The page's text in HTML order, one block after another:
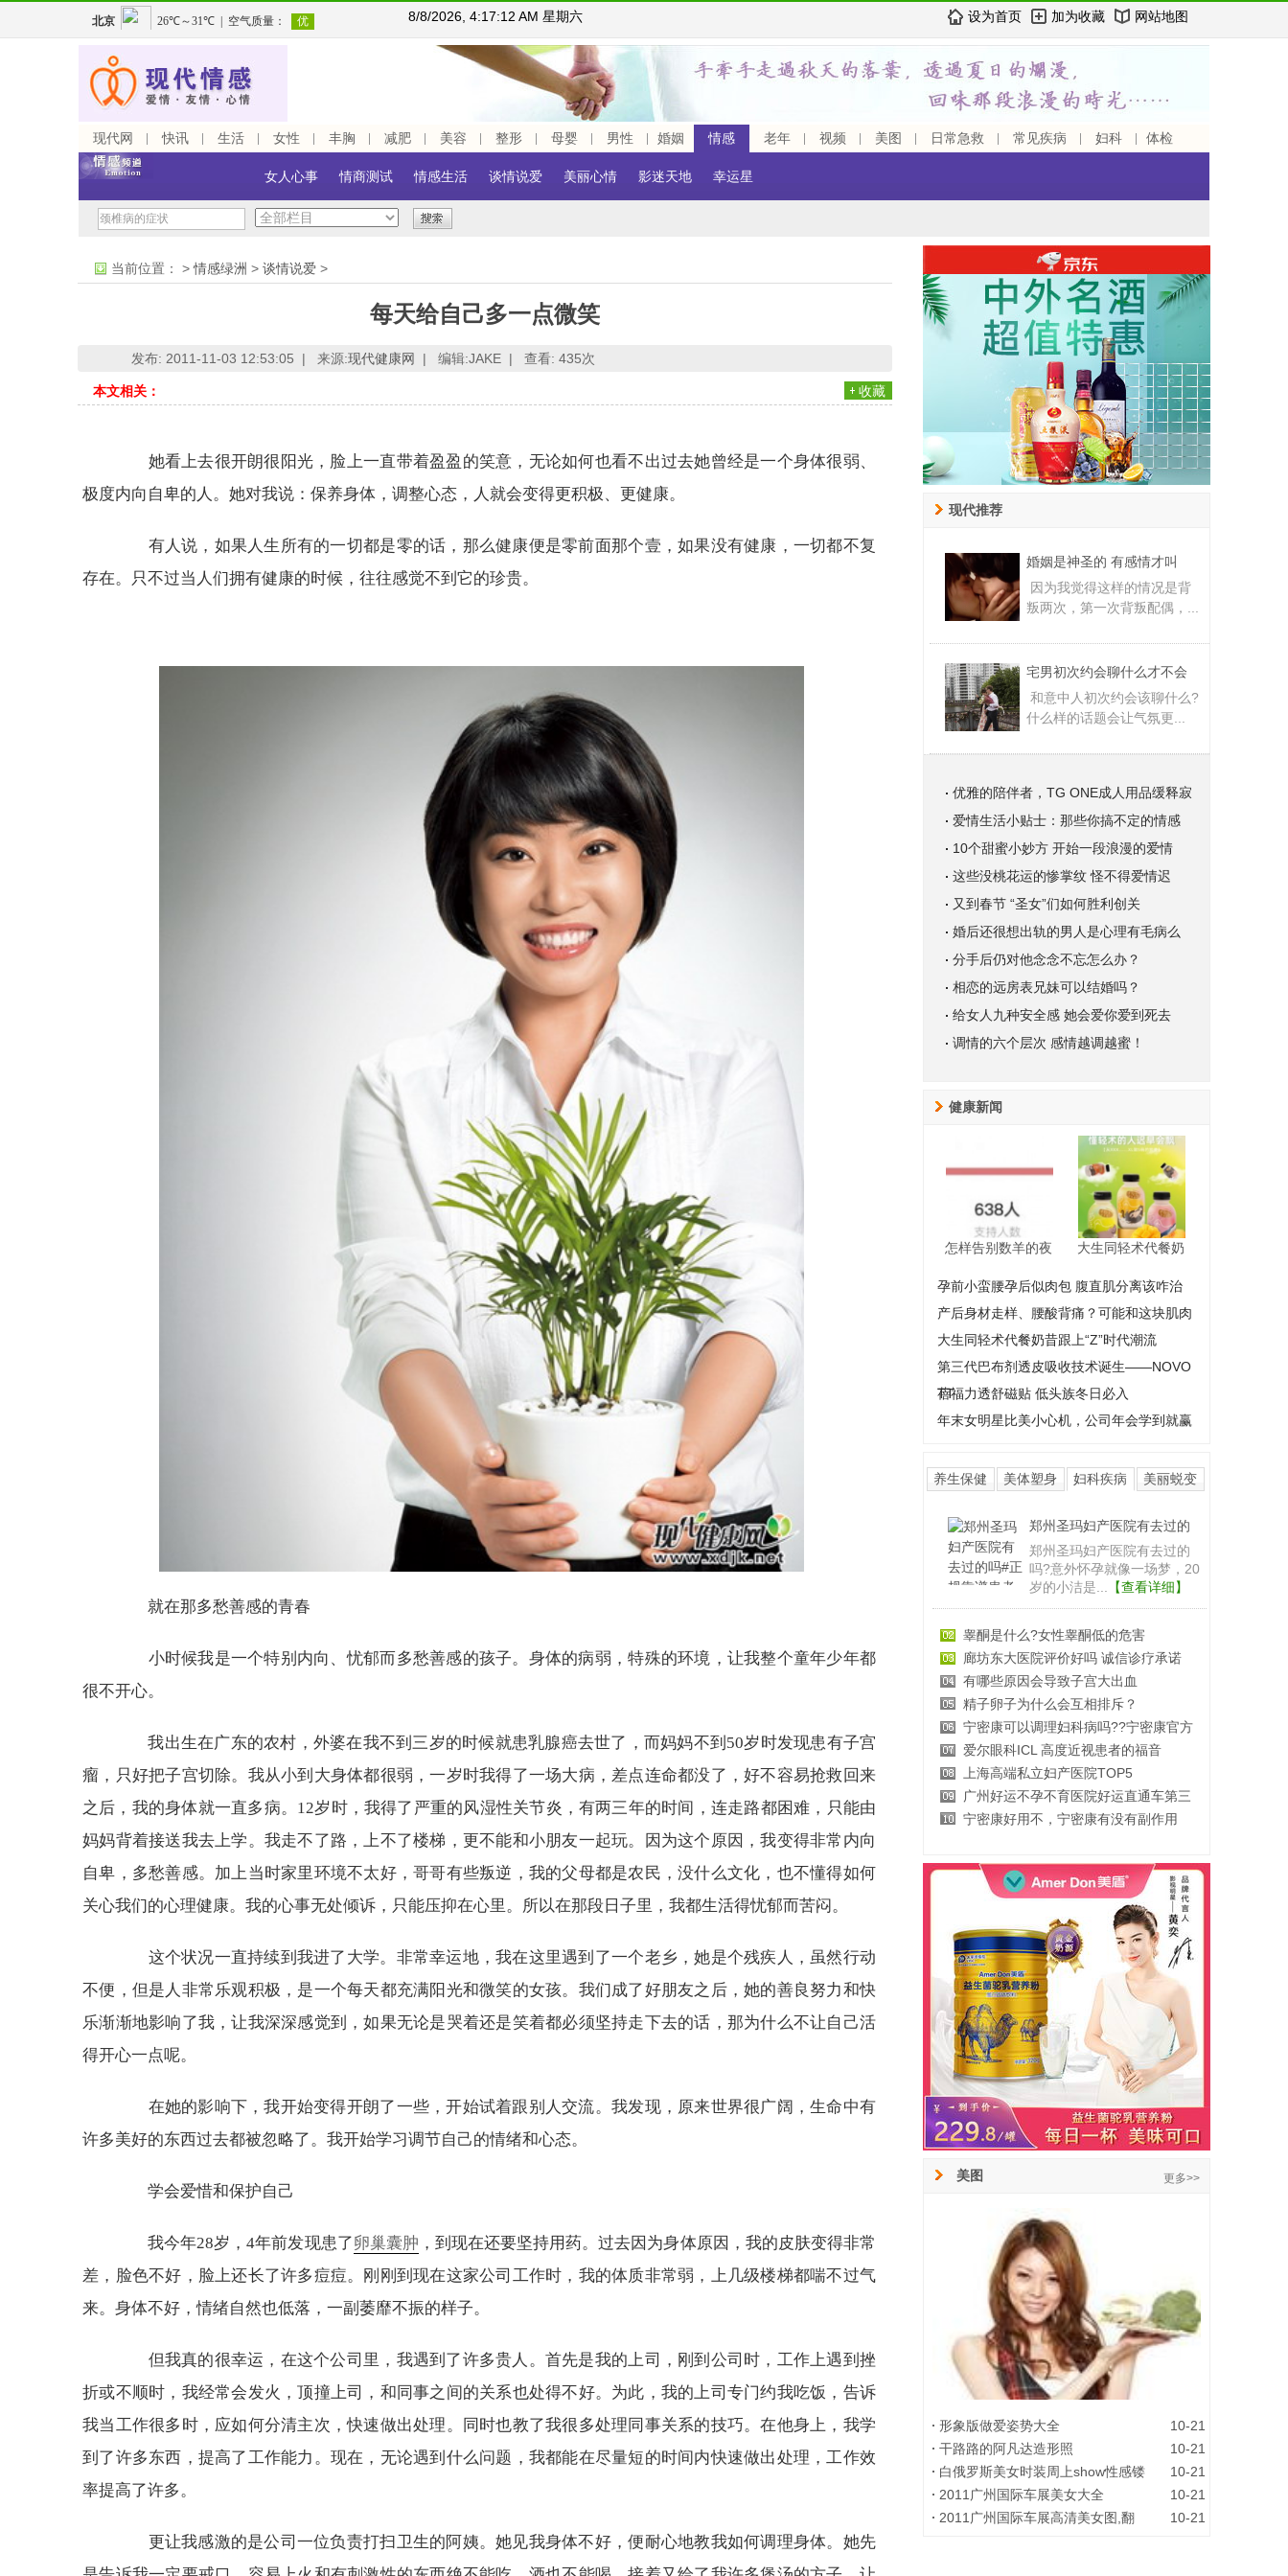
8/8/2026, 4:17:13 AM 星期六 设为首页 加为收藏 网站地图
现代网 快讯 生活 女性 丰胸 减肥 美容 整形 母婴 男性 婚姻 情感 老年 视频 美图 日常急救 常见疾病 妇科 体检
女人心事 情商测试 情感生活 谈情说爱 美丽心情 影迷天地 幸运星
当前位置： >情感绿洲 > 谈情说爱 >
每天给自己多一点微笑
发布: 2011-11-03 12:53:05 | 来源:现代健康网 | 编辑:JAKE | 查看: 435次
本文相关： 收藏
她看上去很开朗很阳光，脸上一直带着盈盈的笑意，无论如何也看不出过去她曾经是一个身体很弱、
极度内向自卑的人。她对我说：保养身体，调整心态，人就会变得更积极、更健康。
有人说，如果人生所有的一切都是零的话，那么健康便是零前面那个壹，如果没有健康，一切都不复
存在。只不过当人们拥有健康的时候，往往感觉不到它的珍贵。
就在那多愁善感的青春
小时候我是一个特别内向、忧郁而多愁善感的孩子。身体的病弱，特殊的环境，让我整个童年少年都
很不开心。
我出生在广东的农村，外婆在我不到三岁的时候就患乳腺癌去世了，而妈妈不到50岁时发现患有子宫
瘤，只好把子宫切除。我从小到大身体都很弱，一岁时我得了一场大病，差点连命都没了，好不容易抢救回来
之后，我的身体就一直多病。12岁时，我得了严重的风湿性关节炎，有两三年的时间，连走路都困难，只能由
妈妈背着接送我去上学。我走不了路，上不了楼梯，更不能和小朋友一起玩。因为这个原因，我变得非常内向
自卑，多愁善感。加上当时家里环境不太好，哥哥有些叛逆，我的父母都是农民，没什么文化，也不懂得如何
关心我们的心理健康。我的心事无处倾诉，只能压抑在心里。所以在那段日子里，我都生活得忧郁而苦闷。
这个状况一直持续到我进了大学。非常幸运地，我在这里遇到了一个老乡，她是个残疾人，虽然行动
不便，但是人非常乐观积极，是一个每天都充满阳光和微笑的女孩。我们成了好朋友之后，她的善良努力和快
乐渐渐地影响了我，让我深深感觉到，如果无论是哭着还是笑着都必须坚持走下去的话，那为什么不让自己活
得开心一点呢。
在她的影响下，我开始变得开朗了一些，开始试着跟别人交流。我发现，原来世界很广阔，生命中有
许多美好的东西过去都被忽略了。我开始学习调节自己的情绪和心态。
学会爱惜和保护自己
我今年28岁，4年前发现患了卵巢囊肿 ，到现在还要坚持用药。过去因为身体原因，我的皮肤变得非常
差，脸色不好，脸上还长了许多痘痘。刚刚到现在这家公司工作时，我的体质非常弱，上几级楼梯都喘不过气
来。身体不好，情绪自然也低落，一副萎靡不振的样子。
但我真的很幸运，在这个公司里，我遇到了许多贵人。首先是我的上司，刚到公司时，工作上遇到挫
折或不顺时，我经常会发火，顶撞上司，和同事之间的关系也处得不好。为此，我的上司专门约我吃饭，告诉
我当工作很多时，应如何分清主次，快速做出处理。同时也教了我很多处理同事关系的技巧。在他身上，我学
到了许多东西，提高了工作能力。现在，无论遇到什么问题，我都能在尽量短的时间内快速做出处理，工作效
率提高了许多。
更让我感激的是公司一位负责打扫卫生的阿姨。她见我身体不好，便耐心地教我如何调理身体。她先
现代推荐
婚姻是神圣的 有感情才叫
因为我觉得这样的情况是背
叛两次，第一次背叛配偶，...
宅男初次约会聊什么才不会
和意中人初次约会该聊什么?
什么样的话题会让气氛更...
优雅的陪伴者，TG ONE成人用品缓释寂
爱情生活小贴士：那些你搞不定的情感
10个甜蜜小妙方 开始一段浪漫的爱情
这些没桃花运的惨掌纹 怪不得爱情迟
又到春节 “圣女”们如何胜利创关
婚后还很想出轨的男人是心理有毛病么
分手后仍对他念念不忘怎么办？
相恋的远房表兄妹可以结婚吗？
给女人九种安全感 她会爱你爱到死去
调情的六个层次 感情越调越蜜！
健康新闻
怎样告别数羊的夜 大生同轻术代餐奶
孕前小蛮腰孕后似肉包 腹直肌分离该咋治
产后身材走样、腰酸背痛？可能和这块肌肉
大生同轻术代餐奶昔跟上“Z”时代潮流
第三代巴布剂透皮吸收技术诞生——NOVO
TT
蓓福力透舒磁贴 低头族冬日必入
年末女明星比美小心机，公司年会学到就赢
养生保健 美体塑身 妇科疾病 美丽蜕变
郑州圣玛妇产医院有去过的
郑州圣玛妇产医院有去过的
吗?意外怀孕就像一场梦，20
岁的小洁是...
【查看详细】
睾酮是什么?女性睾酮低的危害
廊坊东大医院评价好吗 诚信诊疗承诺
有哪些原因会导致子宫大出血
精子卵子为什么会互相排斥？
宁密康可以调理妇科病吗??宁密康官方
爱尔眼科ICL 高度近视患者的福音
上海高端私立妇产医院TOP5
广州好运不孕不育医院好运直通车第三
宁密康好用不，宁密康有没有副作用
美图 更多>>
生活爆笑情景 图片连载
形象版做爱姿势大全
10-21
干路路的阿凡达造形照
10-21
白俄罗斯美女时装周上show性感镂
10-21
2011广州国际车展美女大全
10-21
2011广州国际车展高清美女图,翻
10-21